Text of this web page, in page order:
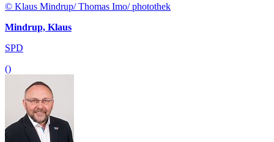
© Klaus Mindrup/ Thomas Imo/ photothek
Mindrup, Klaus
SPD
()